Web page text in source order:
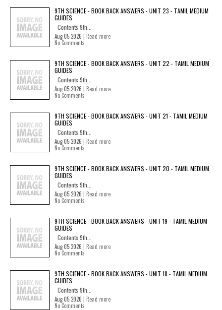
9TH SCIENCE - BOOK BACK ANSWERS - UNIT 23 - TAMIL MEDIUM
GUIDES
Contents 9th...
Aug 05 2026 | Read more
No Comments
9TH SCIENCE - BOOK BACK ANSWERS - UNIT 22 - TAMIL MEDIUM
GUIDES
Contents 9th...
Aug 05 2026 | Read more
No Comments
9TH SCIENCE - BOOK BACK ANSWERS - UNIT 21 - TAMIL MEDIUM
GUIDES
Contents 9th...
Aug 05 2026 | Read more
No Comments
9TH SCIENCE - BOOK BACK ANSWERS - UNIT 20 - TAMIL MEDIUM
GUIDES
Contents 9th...
Aug 05 2026 | Read more
No Comments
9TH SCIENCE - BOOK BACK ANSWERS - UNIT 19 - TAMIL MEDIUM
GUIDES
Contents 9th...
Aug 05 2026 | Read more
No Comments
9TH SCIENCE - BOOK BACK ANSWERS - UNIT 18 - TAMIL MEDIUM
GUIDES
Contents 9th...
Aug 05 2026 | Read more
No Comments